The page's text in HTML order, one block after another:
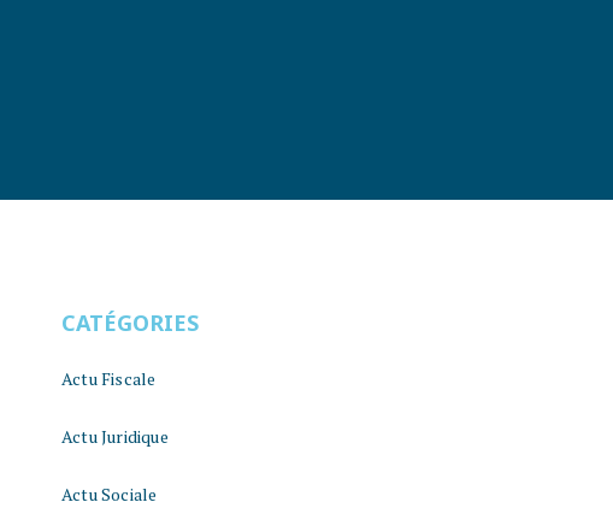
CATÉGORIES
Actu Fiscale
Actu Juridique
Actu Sociale